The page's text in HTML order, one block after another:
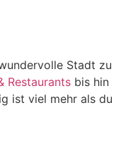
Stadt zu
Restaurants bis hin
ist viel mehr als du